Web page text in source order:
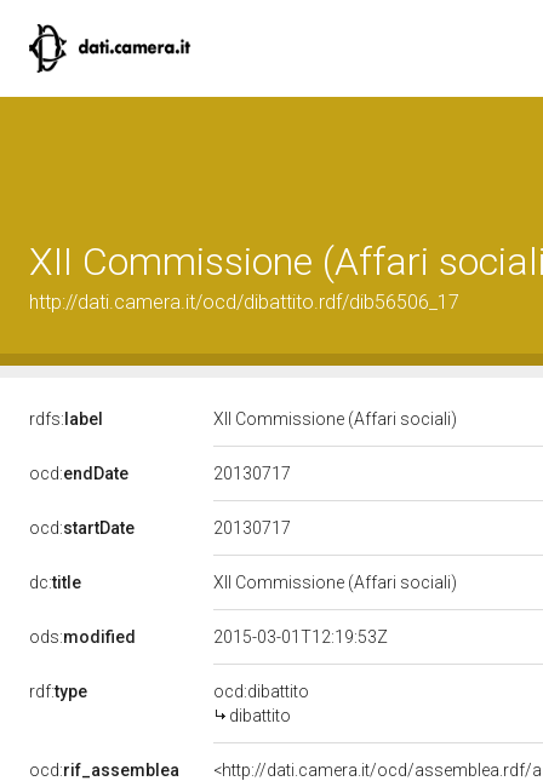
XII Commissione (Affari
http://dati.camera.it/ocd/dibattito.rdf/dib56506_17
rdfs: label XII Commissione (Affari sociali)
ocd:endDate 20130717
ocd:startDate 20130717
dc:title XII Commissione (Affari sociali)
ods:modified 2015-03-01T12:19:53Z
rdf:type
ocd:dibattito
dibattito
ocd:rif_assemblea
<http://dati.camera.it/ocd/assemblea.rdf/